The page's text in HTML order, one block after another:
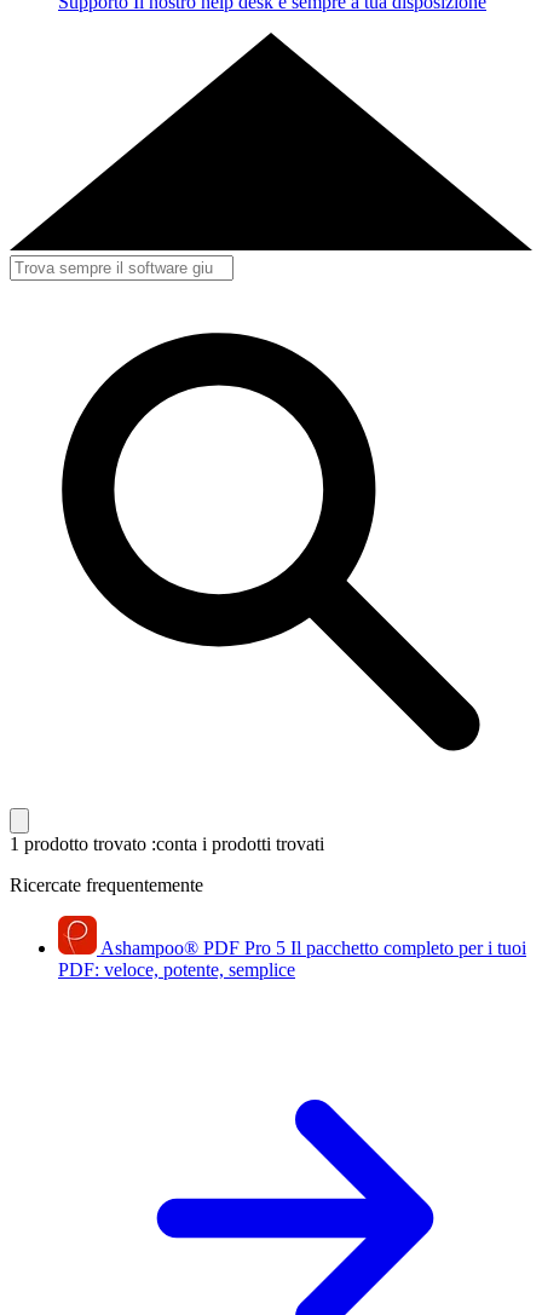
1 prodotto trovato :conta i prodotti trovati
Ricercate frequentemente
Ashampoo® PDF Pro 5 Il pacchetto completo per i tuoi
PDF: veloce, potente, semplice